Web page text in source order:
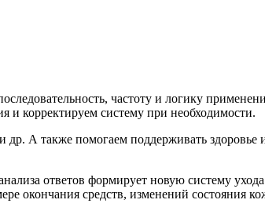
частоту и логику
и корректируем систему при необходимости.
А также помогаем поддерживать здоровье
ответов формирует новую систему
окончания средств, изменений состояния